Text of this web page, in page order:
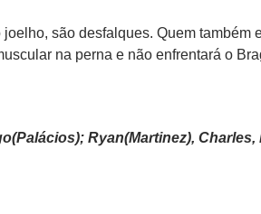
são desfalques. Quem também
na perna e não enfrentará o
Ryan(Martinez),